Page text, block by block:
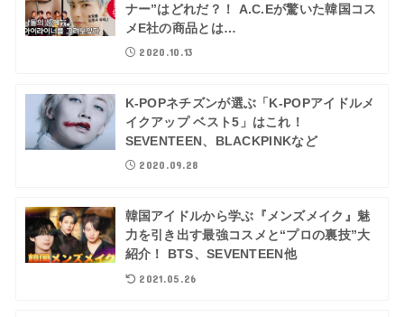
ナー”はどれだ？！ A.C.Eが驚いた韓国コス
メE社の商品とは…
2020.10.13
K-POPネチズンが選ぶ「K-POPアイドルメ
イクアップ ベスト5」はこれ！
SEVENTEEN、BLACKPINKなど
2020.09.28
韓国アイドルから学ぶ『メンズメイク』魅
力を引き出す最強コスメと“プロの裏技”大
紹介！ BTS、SEVENTEEN他
2021.05.26